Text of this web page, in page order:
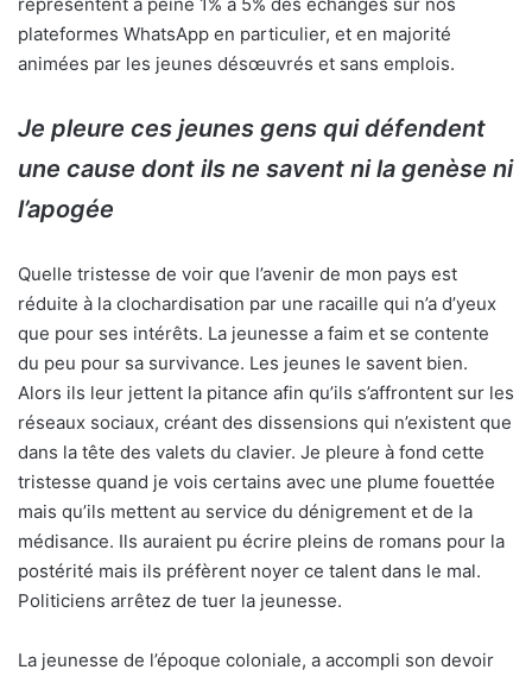
plateformes WhatsApp en particulier, et en majorité
animées par les jeunes désœuvrés et sans emplois.
Je pleure ces jeunes gens qui défendent
une cause dont ils ne savent ni la genèse ni
l’apogée
Quelle tristesse de voir que l’avenir de mon pays est
réduite à la clochardisation par une racaille qui n’a d’yeux
que pour ses intérêts. La jeunesse a faim et se contente
du peu pour sa survivance. Les jeunes le savent bien.
Alors ils leur jettent la pitance afin qu’ils s’affrontent sur les
réseaux sociaux, créant des dissensions qui n’existent que
dans la tête des valets du clavier. Je pleure à fond cette
tristesse quand je vois certains avec une plume fouettée
mais qu’ils mettent au service du dénigrement et de la
médisance. Ils auraient pu écrire pleins de romans pour la
postérité mais ils préfèrent noyer ce talent dans le mal.
Politiciens arrêtez de tuer la jeunesse.
La jeunesse de l’époque coloniale, a accompli son devoir